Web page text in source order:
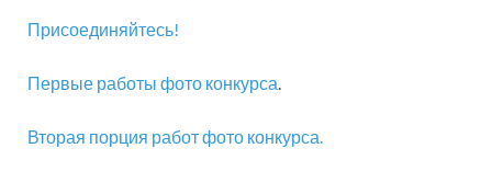
Присоединяйтесь!
Первые работы фото конкурса.
Вторая порция работ фото конкурса.